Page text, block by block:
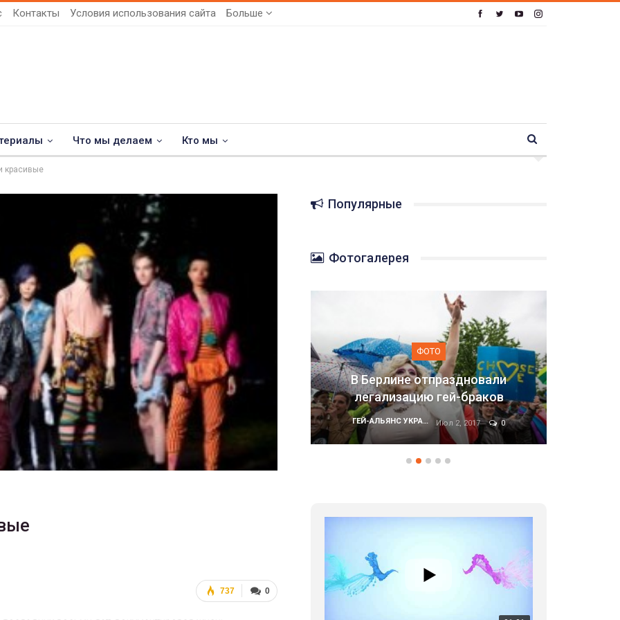
Контакты Условия использования сайта Больше
Что мы делаем Кто мы
красивые
0
737
Популярные
Фотогалерея
2017 0
ФОТО
В Берлине отпраздновали
легализацию гей-браков
ГЕЙ-АЛЬЯНС УКРАИНА
ФОТО
Марш равенства в Киеве, 2017
ГЕЙ-АЛЬЯНС УКРАИНА Июн 20, 2017